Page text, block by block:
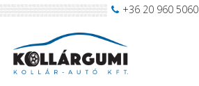
+36 20 960 5060